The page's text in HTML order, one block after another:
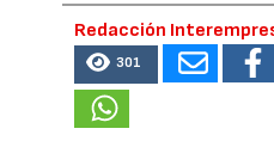
Redacción
301